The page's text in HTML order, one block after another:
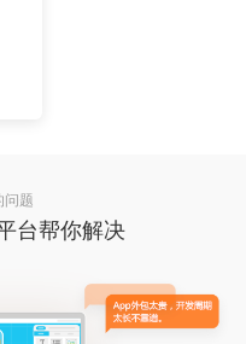
问题
台帮你解决